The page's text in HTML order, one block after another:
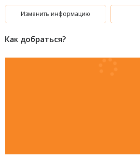
Изменить информацию
Как добраться?